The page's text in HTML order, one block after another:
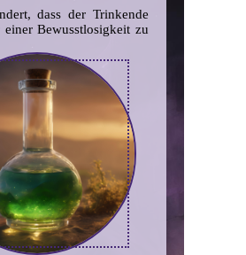
dass der Trinkende
Bewusstlosigkeit zu